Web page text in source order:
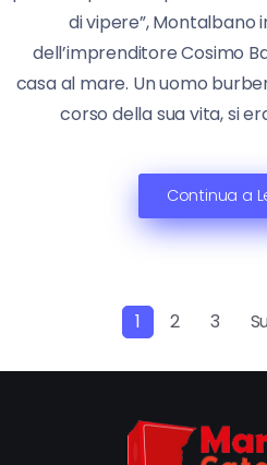
di vipere”, Montalbano
dell’imprenditore Cosimo
casa al mare. Un uomo
corso della sua vita, si
Continua a
1 2 3